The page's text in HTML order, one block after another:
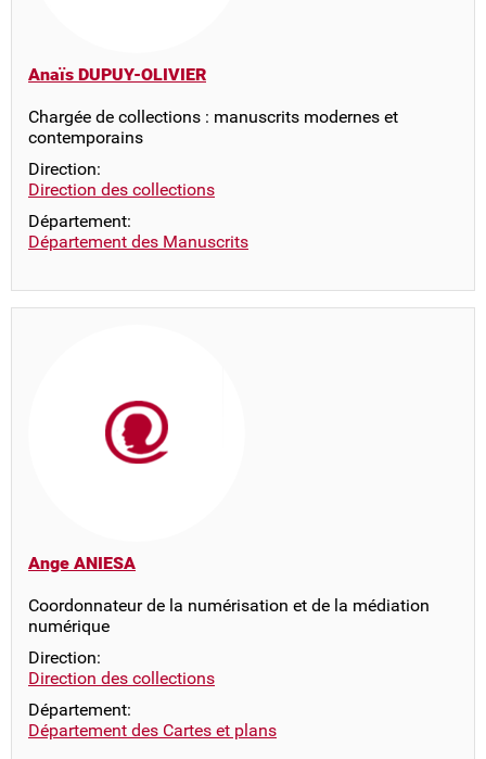
Anaïs DUPUY-OLIVIER
Chargée de collections : manuscrits modernes et
contemporains
Direction:
Direction des collections
Département:
Département des Manuscrits
Ange ANIESA
Coordonnateur de la numérisation et de la médiation
numérique
Direction:
Direction des collections
Département:
Département des Cartes et plans